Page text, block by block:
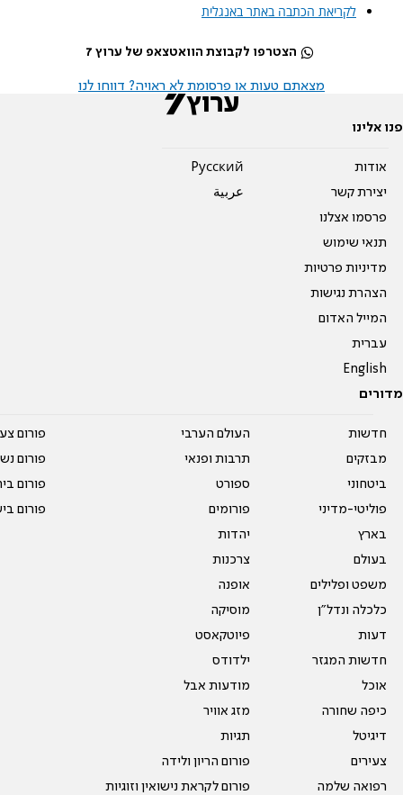
לקריאת הכתבה באתר באנגלית
הצטרפו לקבוצת הוואטצאפ של ערוץ 7
מצאתם טעות או פרסומת לא ראויה? דווחו לנו
פנו אלינו
אודות
יצירת קשר
פרסמו אצלנו
תנאי שימוש
מדיניות פרטיות
הצהרת נגישות
המייל האדום
עברית
English
Pусский
عربية
מדורים
חדשות
מבזקים
ביטחוני
פוליטי-מדיני
בארץ
בעולם
משפט ופלילים
כלכלה ונדל"ן
דעות
חדשות המגזר
אוכל
כיפה שחורה
דיגיטל
צעירים
רפואה שלמה
העולם הערבי
תרבות ופנאי
ספורט
פורומים
יהדות
צרכנות
אופנה
מוסיקה
פיוטקאסט
ילדודס
מודעות אבל
מזג אוויר
תגיות
פורום הריון ולידה
פורום לקראת נישואין וזוגיות
פורום
פורום
פורום
פורום